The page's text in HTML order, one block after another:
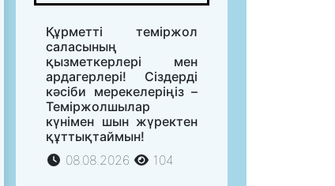
Құрметті теміржол
саласының
қызметкерлері мен
ардагерлері! Сіздерді
кәсіби мерекелеріңіз –
Теміржолшылар
күнімен шын жүректен
құттықтаймын!
08.08.2026
104